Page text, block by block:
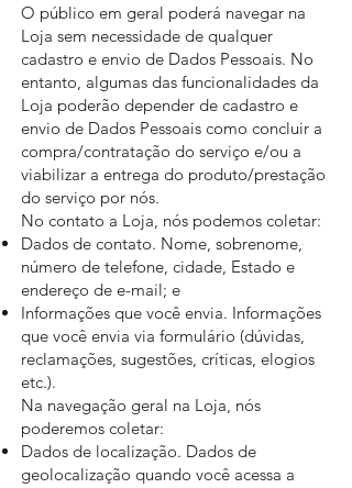
O público em geral poderá navegar na
Loja sem necessidade de qualquer
cadastro e envio de Dados Pessoais. No
entanto, algumas das funcionalidades da
Loja poderão depender de cadastro e
envio de Dados Pessoais como concluir a
compra/contratação do serviço e/ou a
viabilizar a entrega do produto/prestação
do serviço por nós.
No contato a Loja, nós podemos coletar:
Dados de contato. Nome, sobrenome,
número de telefone, cidade, Estado e
endereço de e-mail; e
Informações que você envia. Informações
que você envia via formulário (dúvidas,
reclamações, sugestões, críticas, elogios
etc.).
Na navegação geral na Loja, nós
poderemos coletar:
Dados de localização. Dados de
geolocalização quando você acessa a